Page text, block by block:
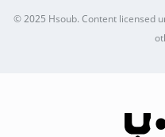
© 2025Hsoub.Content licensed